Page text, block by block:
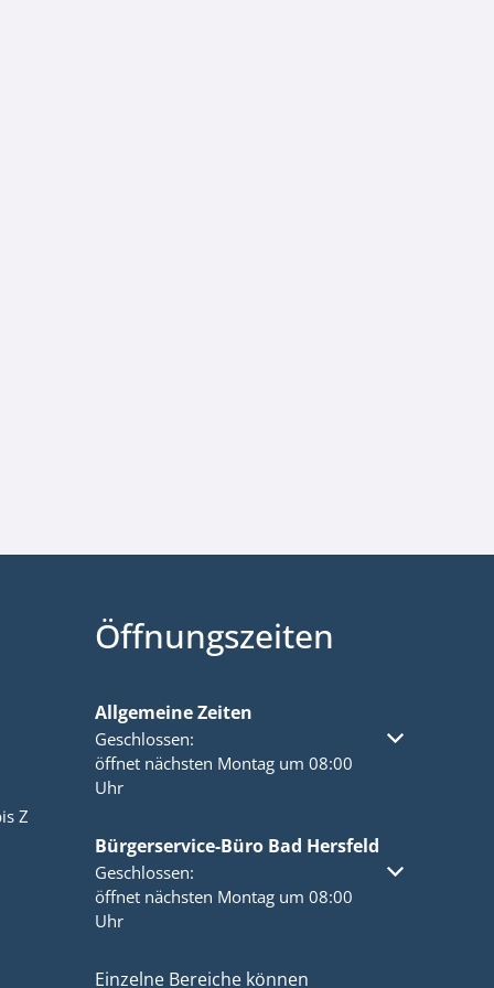
Z
Öffnungszeiten
Allgemeine Zeiten
Klicken, um weitere Öffnungs- oder Schließzeiten
Geschlossen:
öffnet nächsten Montag um 08:00
Uhr
Bürgerservice-Büro Bad Hersfeld
Klicken, um weitere Öffnungs- oder Schließzeiten
Geschlossen:
öffnet nächsten Montag um 08:00
Uhr
Einzelne Bereiche können